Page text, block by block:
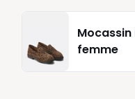
femme